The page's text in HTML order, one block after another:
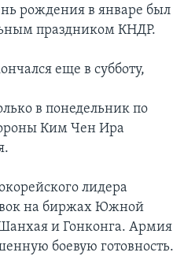
рождения в январе был
праздником КНДР.
еще в субботу,
в понедельник по
Ким Чен Ира
лидера
на биржах Южной
и Гонконга. Армия
боевую готовность.